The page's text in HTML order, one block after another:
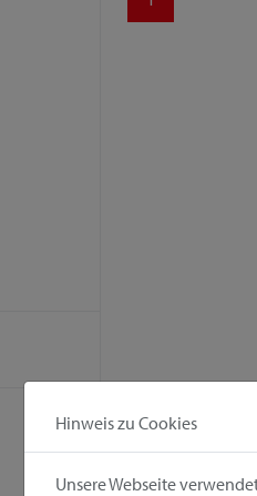
Hinweis zu Cookies
Unsere Webseite